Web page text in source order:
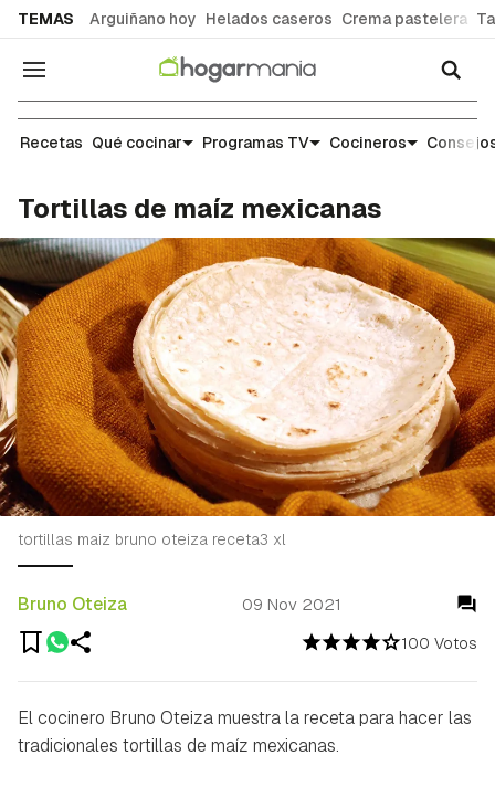
TEMAS Arguiñano hoy Helados caseros Crema pastelera
Navegación
Recetas
Recetas Qué cocinar Programas TV Cocineros
Tortillas de maíz mexicanas
100 Votos
Bruno Oteiza 09 Nov 2021
tortillas maiz bruno oteiza receta3 xl
El cocinero Bruno Oteiza muestra la receta para hacer las
tradicionales tortillas de maíz mexicanas.